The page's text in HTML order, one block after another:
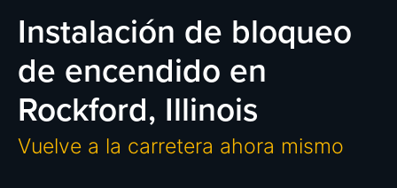
Instalación de bloqueo
de encendido en
Rockford, Illinois
Vuelve a la carretera ahora mismo